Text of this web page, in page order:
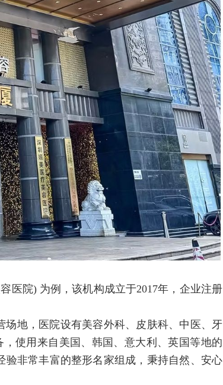
院) 为例，该机构成立于2017年，企业注册
地，医院设有美容外科、皮肤科、中医、牙
使用来自美国、韩国、意大利、英国等地的
非常丰富的整形名家组成，秉持自然、安心